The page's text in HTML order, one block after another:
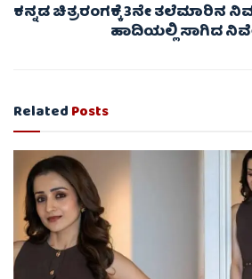
ಕನ್ನಡ ಚಿತ್ರರಂಗಕ್ಕೆ 3ನೇ ತಲೆಮಾರಿನ
ಹಾದಿಯಲ್ಲಿ ಸಾಗಿದ
RelatedPosts